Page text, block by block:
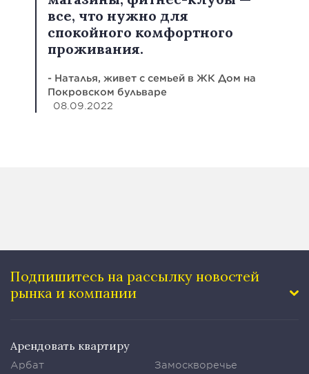
все, что нужно для
спокойного комфортного
проживания.
- Наталья, живет с семьей в ЖК Дом на
Покровском бульваре
08.09.2022
Подпишитесь на рассылку новостей
рынка и компании
Арендовать квартиру
Арбат
Замоскворечье